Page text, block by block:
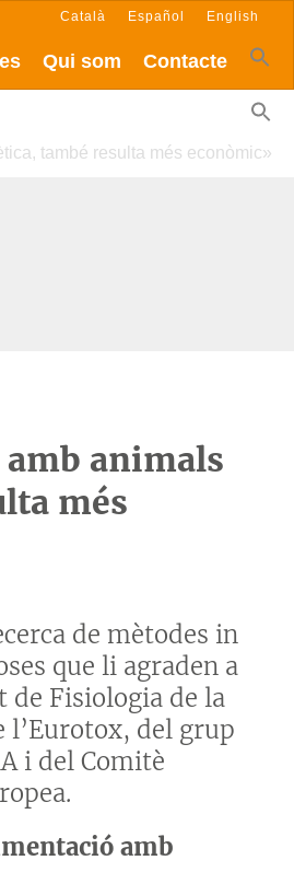
Qui som Contacte
Català Español English
també resulta més econòmic»
animals
més
de mètodes in
que li agraden a
de Fisiologia de la
l’Eurotox, del grup
i del Comitè
amb